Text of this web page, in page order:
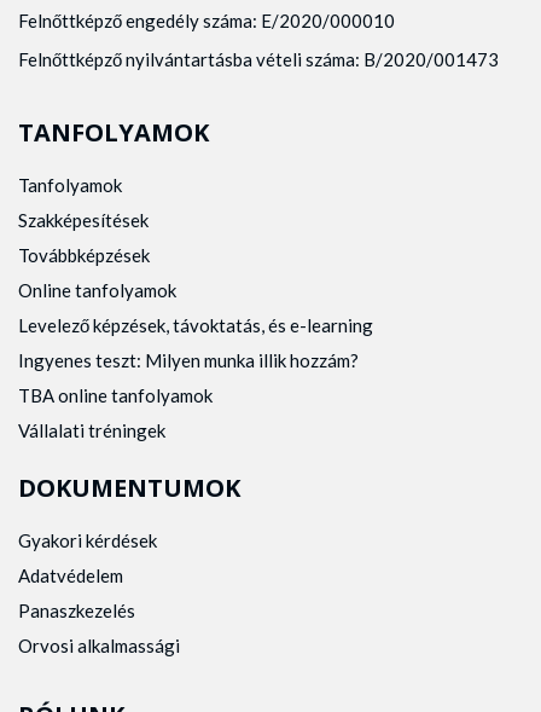
Felnőttképző engedély száma: E/2020/000010
Felnőttképző nyilvántartásba vételi száma: B/2020/001473
TANFOLYAMOK
Tanfolyamok
Szakképesítések
Továbbképzések
Online tanfolyamok
Levelező képzések, távoktatás, és e-learning
Ingyenes teszt: Milyen munka illik hozzám?
TBA online tanfolyamok
Vállalati tréningek
DOKUMENTUMOK
Gyakori kérdések
Adatvédelem
Panaszkezelés
Orvosi alkalmassági